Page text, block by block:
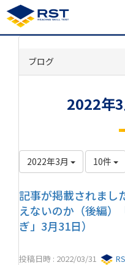
ブログ
2022年
2022年3月 10件
記事が掲載されまし
えないのか（後編）
ぎ」3月31日）
投稿日時 : 2022/03/31